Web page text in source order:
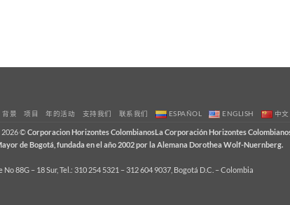
背景 项目 年的活动 支持我们 联系我们 ESPAÑOL ENGLISH 中
2026 ©Corporacion Horizontes ColombianosLa Corporación Horizontes
de Bogotá, fundada en el año 2002 por la Alemana Dorothea Wolf-Nuernberg.
No 88G – 18 Sur, Tel.: 310 254 5321 – 312 604 9037, Bogotá D.C. – Colombia